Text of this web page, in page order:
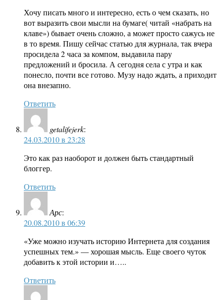
Хочу писать много и интересно, есть о чем сказать, но
вот выразить свои мысли на бумаге( читай «набрать на
клаве») бывает очень сложно, а может просто сажусь не
в то время. Пишу сейчас статью для журнала, так вчера
просидела 2 часа за компом, выдавила пару
предложений и бросила. А сегодня села с утра и как
понесло, почти все готово. Музу надо ждать, а приходит
она внезапно.
Ответить
getalifejerk:
24.03.2010 в 23:28
Это как раз наоборот и должен быть стандартный
блоггер.
Ответить
Арс:
20.08.2010 в 06:39
«Уже можно изучать историю Интернета для создания
успешных тем.» — хорошая мысль. Еще своего чуток
добавить к этой истории и…..
Ответить